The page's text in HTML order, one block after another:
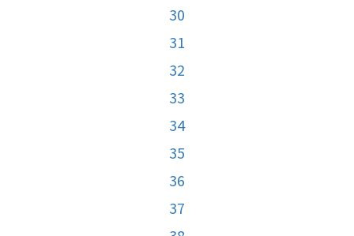
30
31
32
33
34
35
36
37